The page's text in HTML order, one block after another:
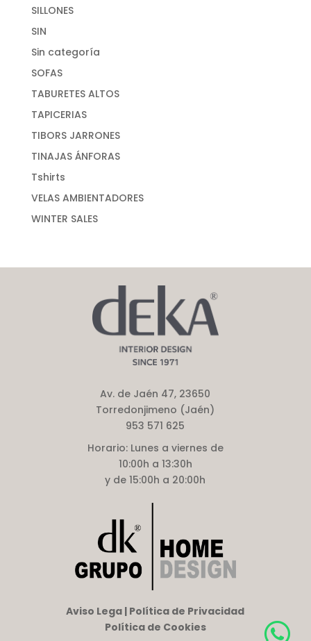
SILLONES
SIN
Sin categoría
SOFAS
TABURETES ALTOS
TAPICERIAS
TIBORS JARRONES
TINAJAS ÁNFORAS
Tshirts
VELAS AMBIENTADORES
WINTER SALES
Av. de Jaén 47, 23650
Torredonjimeno (Jaén)
953 571 625
Horario:Lunes a viernes de
10:00h a 13:30h
y de 15:00h a 20:00h
Aviso Lega | Política de Privacidad
Política de Cookies